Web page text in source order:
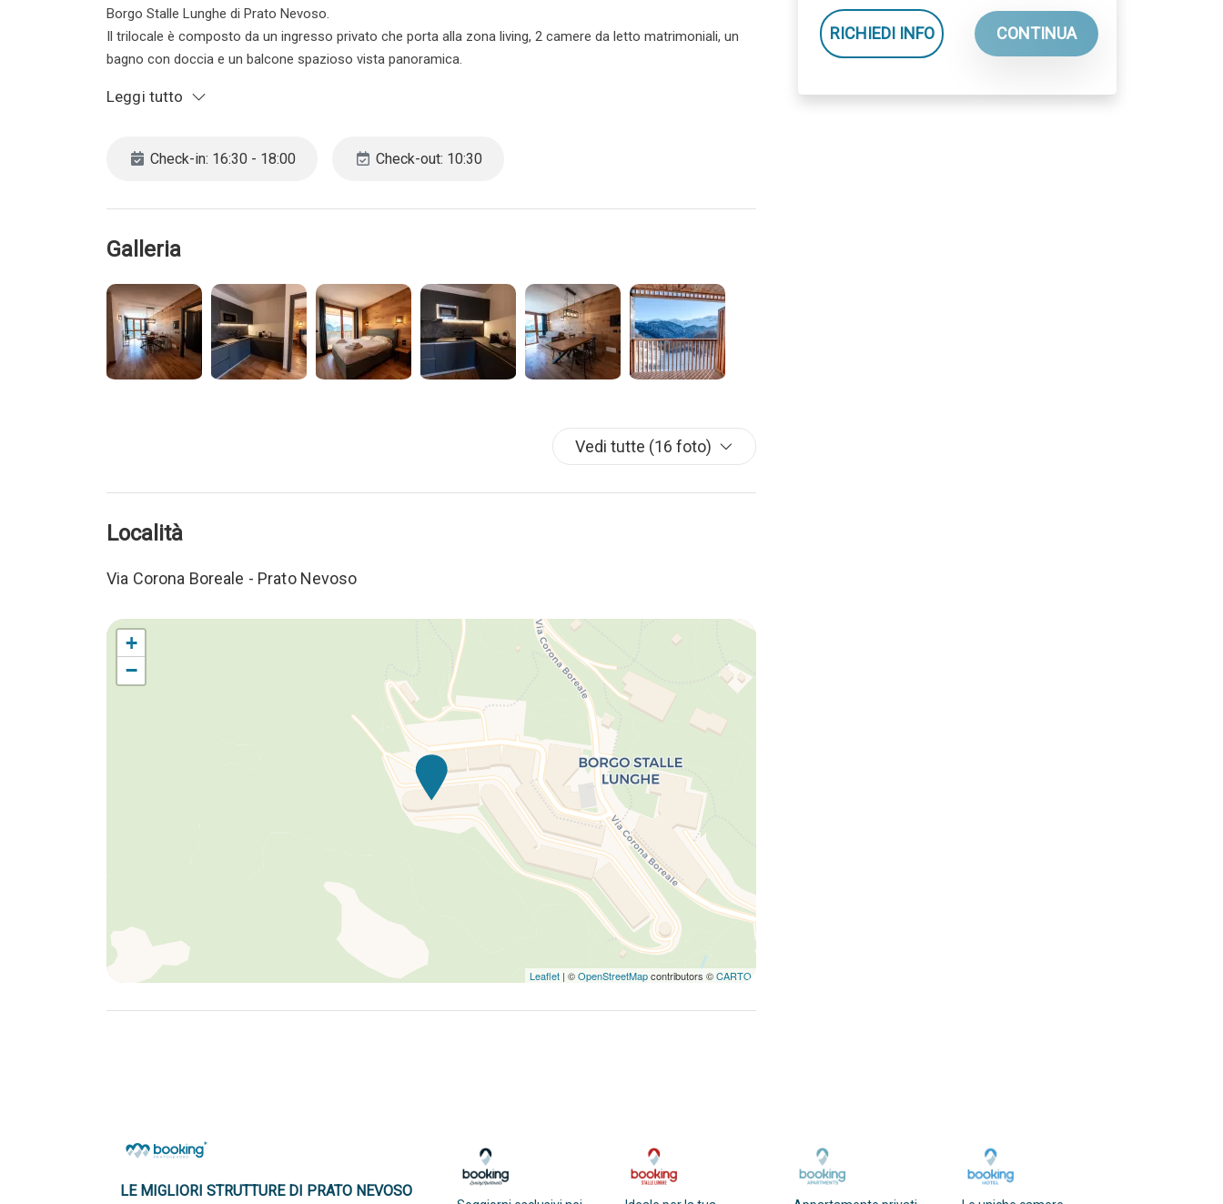
Borgo Stalle Lunghe di Prato Nevoso.
Il trilocale è composto da un ingresso privato che porta alla zona living, 2 camere da letto matrimoniali, un
bagno con doccia e un balcone spazioso vista panoramica.
massiccio e sedie vellutate, un divano letto matrimoniale e TV. Incluso nell'appartamento troverete la
per distribuzione o spazi ma garantiscono lo stesso livello di rifiniture e decorazioni.
Leggi tutto
Check-in: 16:30 - 18:00 Check-out: 10:30
Galleria
Vedi tutte (16 foto)
Località
Via Corona Boreale - Prato Nevoso
+
−
Leaflet | ©OpenStreetMapcontributors ©CARTO
RICHIEDI INFO CONTINUA
LE MIGLIORI STRUTTURE DI PRATO NEVOSO